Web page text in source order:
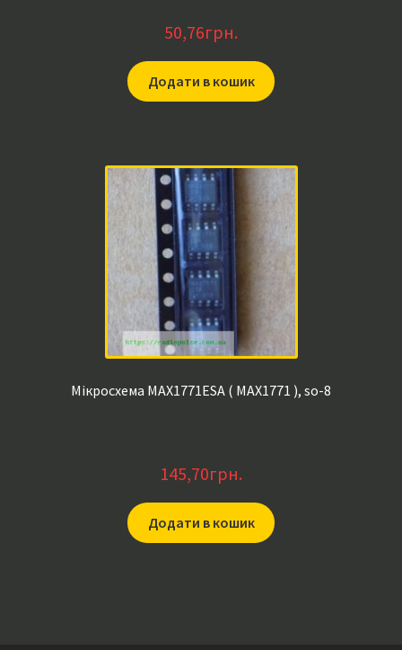
50,76грн.
Додати в кошик
Мікросхема MAX1771ESA ( MAX1771 ), so-8
145,70грн.
Додати в кошик